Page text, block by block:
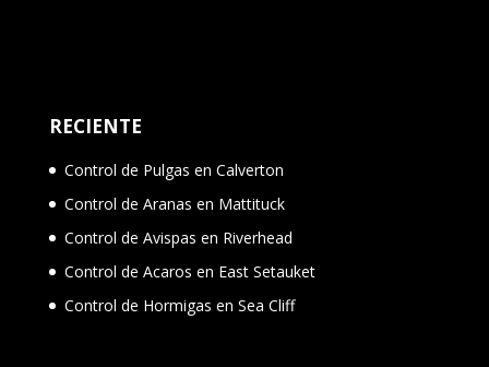
RECIENTE
Control de Pulgas en Calverton
Control de Aranas en Mattituck
Control de Avispas en Riverhead
Control de Acaros en East Setauket
Control de Hormigas en Sea Cliff